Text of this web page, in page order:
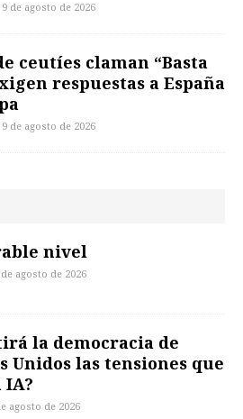
de agosto de 2026
ceutíes claman “Basta
respuestas a España
de agosto de 2026
nivel
agosto de 2026
la democracia de
Unidos las tensiones que
IA?
agosto de 2026